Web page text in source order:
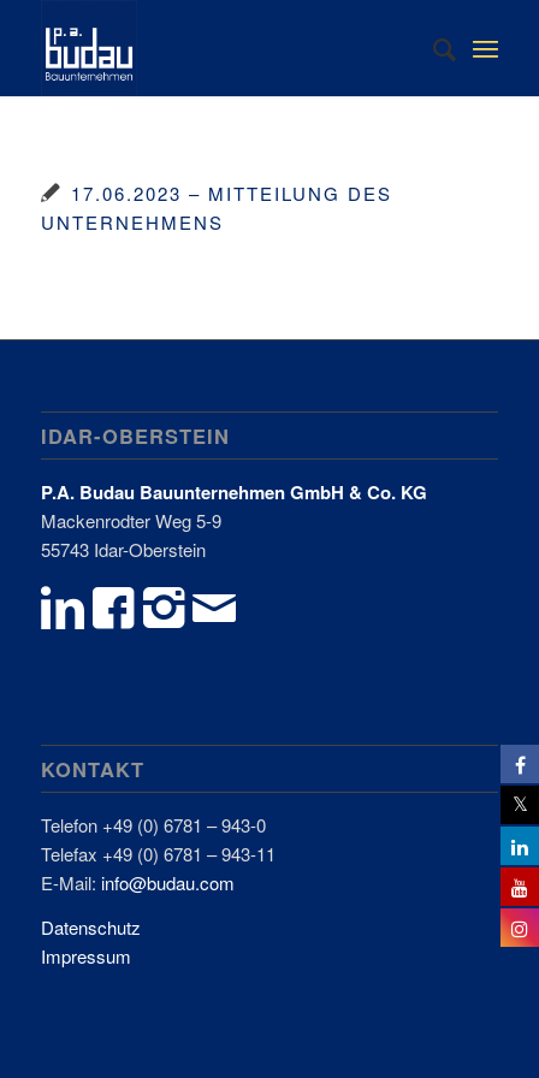
17.06.2023 – MITTEILUNG DES
UNTERNEHMENS
IDAR-OBERSTEIN
P.A. Budau Bauunternehmen GmbH & Co. KG
Mackenrodter Weg 5-9
55743 Idar-Oberstein
KONTAKT
Telefon +49 (0) 6781 – 943-0
Telefax +49 (0) 6781 – 943-11
E-Mail: info@budau.com
Datenschutz
Impressum